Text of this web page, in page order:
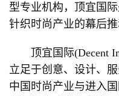
型专业机构，顶宜国
针织时尚产业的幕后
顶宜国际(Decent
立足于创意、设计、
中国时尚产业与进入